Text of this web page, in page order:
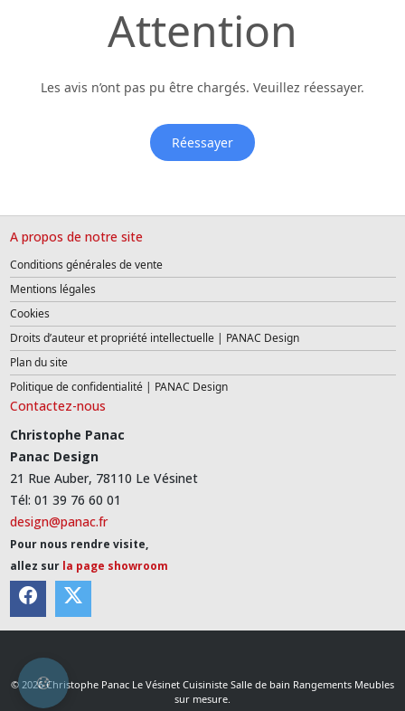
Attention
Les avis n’ont pas pu être chargés. Veuillez réessayer.
Réessayer
A propos de notre site
Conditions générales de vente
Mentions légales
Cookies
Droits d’auteur et propriété intellectuelle | PANAC Design
Plan du site
Politique de confidentialité | PANAC Design
Contactez-nous
Christophe Panac
Panac Design
21 Rue Auber, 78110 Le Vésinet
Tél: 01 39 76 60 01
design@panac.fr
Pour nous rendre visite,
allez sur la page showroom
© 2026 Christophe Panac Le Vésinet Cuisiniste Salle de bain Rangements Meubles
sur mesure.